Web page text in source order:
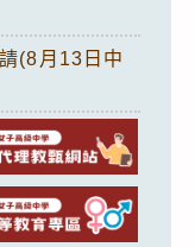
(8月13日中